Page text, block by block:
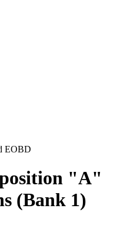
EOBD
"A"
(Bank 1)